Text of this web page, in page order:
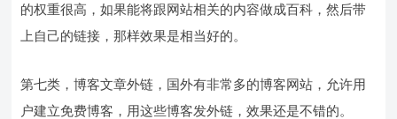
的权重很高，如果能将跟网站相关的内容做成百科，然后带
上自己的链接，那样效果是相当好的。
第七类，博客文章外链，国外有非常多的博客网站，允许用
户建立免费博客，用这些博客发外链，效果还是不错的。